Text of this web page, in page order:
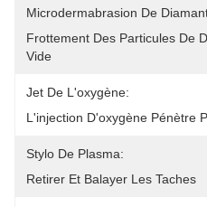
Microdermabrasion De
Frottement Des Particules De
Vide
Jet De L'oxygène:
L'injection D'oxygène Pénètre
Stylo De Plasma:
Retirer Et Balayer Les Taches